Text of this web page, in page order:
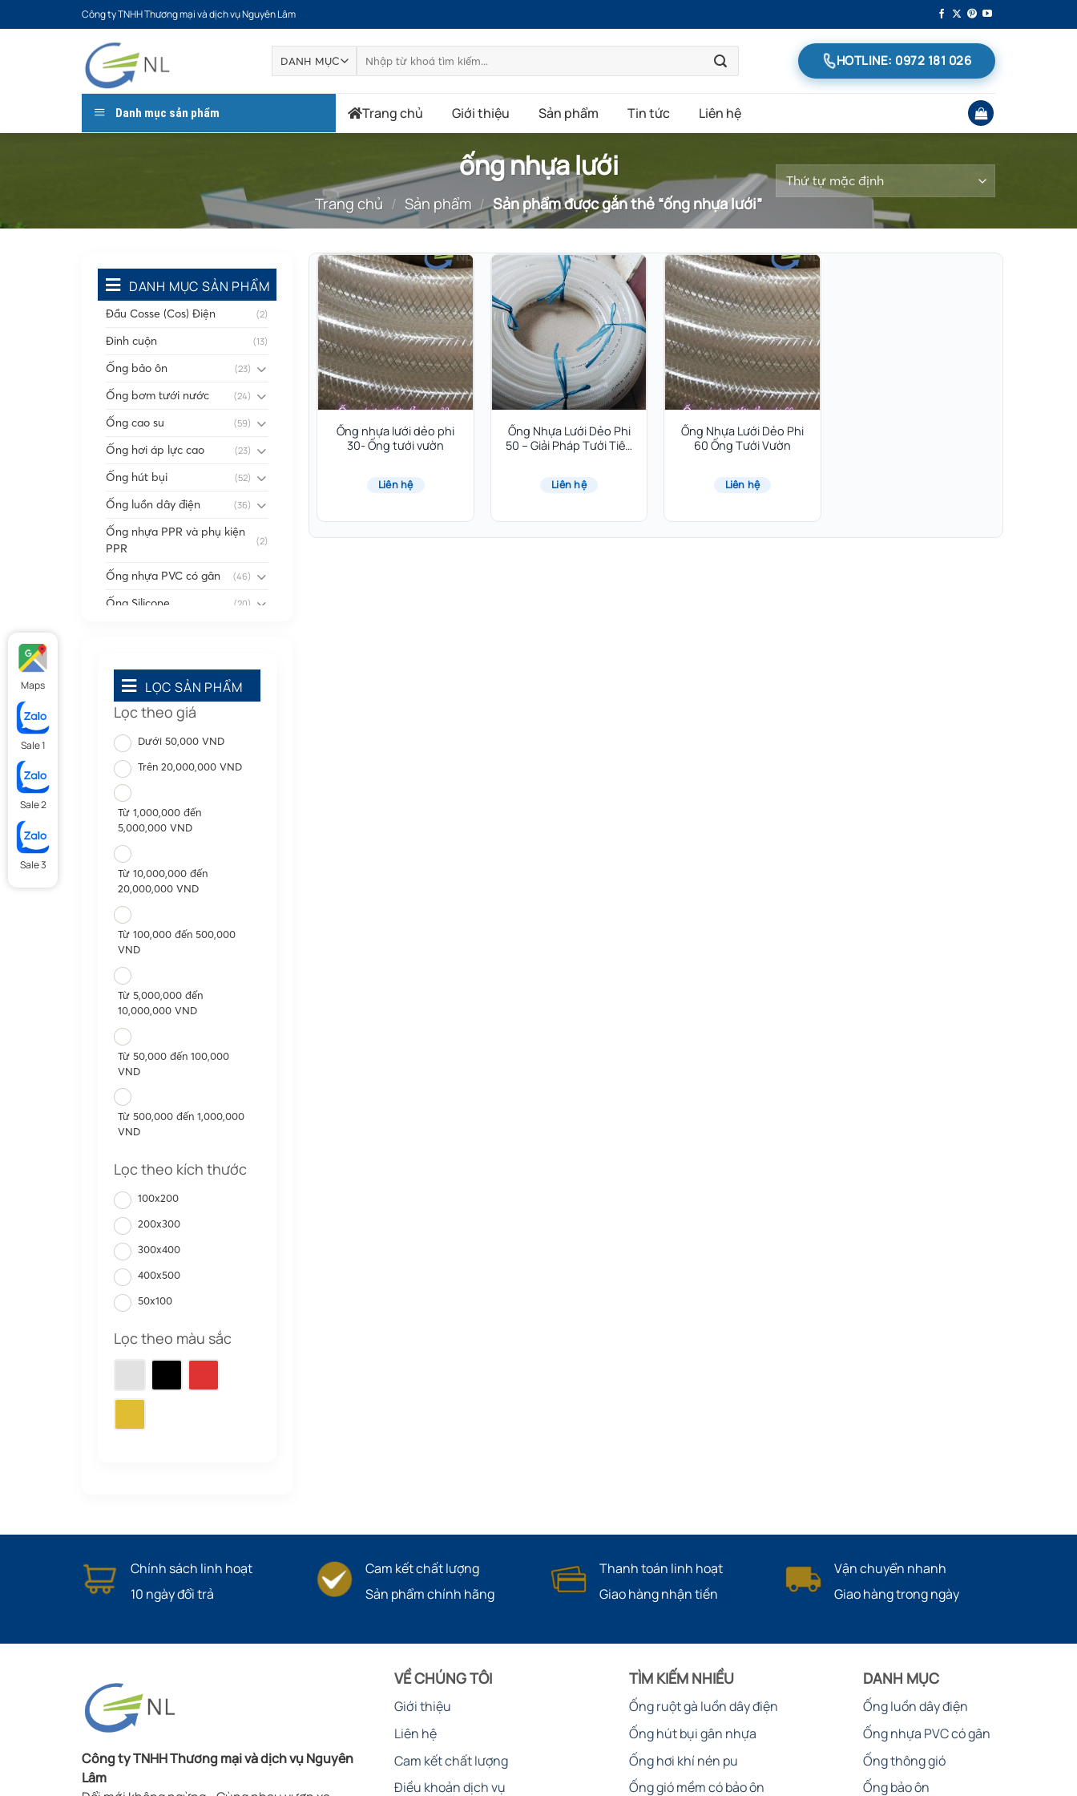
qua
Công ty TNHH Thương mại và dịch vụ Nguyên Lâm
kiếm:
HOTLINE: 0972 181 026
Danh mục sản phẩm Trang chủ Giới thiệu Sản phẩm Tin tức Liên hệ
ống nhựa lưới
Trang chủ / Sản phẩm / Sản phẩm được gắn thẻ “ống nhựa lưới”
DANH MỤC SẢN PHẨM
Đầu Cosse (Cos) Điện (2)
Đinh cuộn (13)
Ống bảo ôn (23)
Ống bơm tưới nước (24)
Ống cao su (59)
Ống hơi áp lực cao (23)
Ống hút bụi (52)
Ống luồn dây điện (36)
Ống nhựa PPR và phụ kiện
PPR
(2)
Ống nhựa PVC có gân (46)
Ống Silicone (20)
Quạt dân dụng (91)
Tấm cao su
LỌC SẢN PHẨM
Lọc theo giá
Dưới 50,000 VND
Trên 20,000,000 VND
Từ 1,000,000 đến
5,000,000 VND
Từ 10,000,000 đến
20,000,000 VND
Từ 100,000 đến 500,000
VND
Từ 5,000,000 đến
10,000,000 VND
Từ 50,000 đến 100,000
VND
Từ 500,000 đến 1,000,000
VND
Lọc theo kích thước
100x200
200x300
300x400
400x500
50x100
Lọc theo màu sắc
Ống nhựa lưới dẻo phi
30- Ống tưới vườn
Liên hệ
Ống Nhựa Lưới Dẻo Phi
50 – Giải Pháp Tưới Tiêu
Liên hệ
Ống Nhựa Lưới Dẻo Phi
60 Ống Tưới Vườn
Liên hệ
Chính sách linh hoạt
10 ngày đổi trả
Cam kết chất lượng
Sản phẩm chính hãng
Thanh toán linh hoạt
Giao hàng nhận tiền
Vận chuyển nhanh
Giao hàng trong ngày
Công ty TNHH Thương mại và dịch vụ Nguyên
Lâm
VỀ CHÚNG TÔI
Giới thiệu
Liên hệ
Cam kết chất lượng
Điều khoản dịch vụ
TÌM KIẾM NHIỀU
Ống ruột gà luồn dây điện
Ống hút bụi gân nhựa
Ống hơi khí nén pu
Ống gió mềm có bảo ôn
DANH MỤC
Ống luồn dây điện
Ống nhựa PVC có gân
Ống thông gió
Ống bảo ôn
Maps
Sale 1
Sale 2
Sale 3